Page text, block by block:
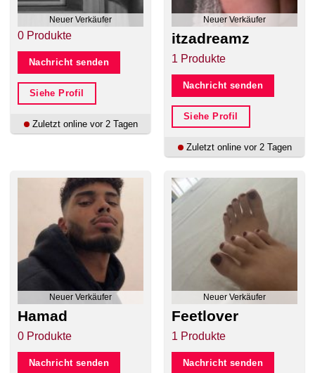
Neuer Verkäufer
0 Produkte
Nachricht senden
Siehe Profil
Zuletzt online vor 2 Tagen
Neuer Verkäufer
itzadreamz
1 Produkte
Nachricht senden
Siehe Profil
Zuletzt online vor 2 Tagen
Neuer Verkäufer
Hamad
0 Produkte
Nachricht senden
Neuer Verkäufer
Feetlover
1 Produkte
Nachricht senden